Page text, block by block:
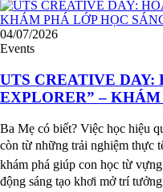
04/07/2026
Events
UTS CREATIVE
EXPLORER” –
Ba Mẹ có biết? Việc học hiệu
còn từ những trải nghiệm thực
khám phá giúp con học từ
động sáng tạo khơi mở trí